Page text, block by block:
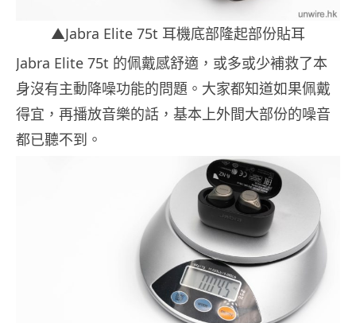
▲Jabra Elite 75t 耳機底部隆起部份貼耳
Jabra Elite 75t 的佩戴感舒適，或多或少補救了本
身沒有主動降噪功能的問題。大家都知道如果佩戴
得宜，再播放音樂的話，基本上外間大部份的噪音
都已聽不到。